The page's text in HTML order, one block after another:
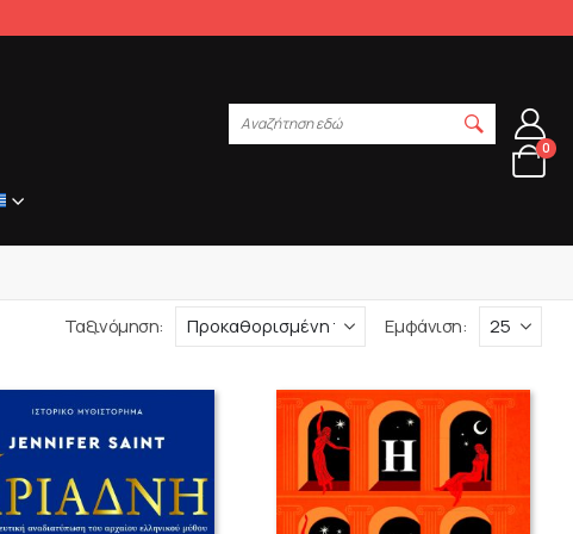
Αναζήτηση εδώ
0
Ταξινόμηση: Εμφάνιση: